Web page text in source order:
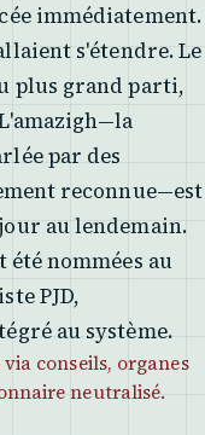
immédiatement.
s'étendre. Le
plus grand parti,
par des
reconnue—est
au lendemain.
nommées au
PJD,
au système.
conseils, organes
neutralisé.